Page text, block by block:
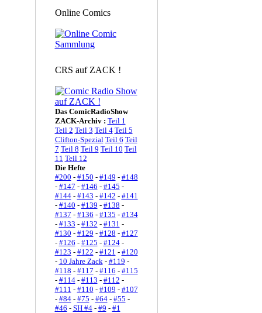
Online Comics
CRS auf ZACK !
Das ComicRadioShow
ZACK-Archiv : Teil 1
Teil 2 Teil 3 Teil 4 Teil 5
Clifton-Spezial Teil 6 Teil
7 Teil 8 Teil 9 Teil 10 Teil
11 Teil 12
Die Hefte
#200 - #150 - #149 - #148
- #147 - #146 - #145 -
#144- #143 - #142 - #141
- #140 - #139 - #138 -
#137 - #136 - #135 - #134
- #133 - #132 - #131 -
#130 - #129 - #128 - #127
- #126 - #125 - #124-
#123 - #122 - #121 - #120
- 10 Jahre Zack- #119 -
#118 - #117 - #116 - #115
- #114- #113 - #112 -
#111 - #110 - #109 - #107
- #84- #75 - #64- #55 -
#46 - SH #4- #9 - #1